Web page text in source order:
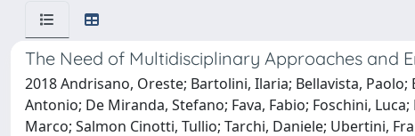
The Need of Multidisciplinary Approaches and
2018 Andrisano, Oreste; Bartolini, Ilaria; Bellavista,
Antonio; De Miranda, Stefano; Fava, Fabio; Foschini,
Marco; Salmon Cinotti, Tullio; Tarchi, Daniele; Ubertini,